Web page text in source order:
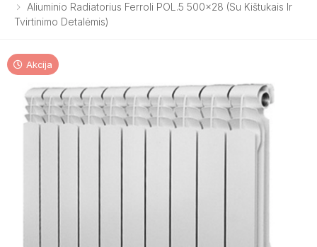
Aliuminio Radiatorius Ferroli POL.5 500x28 (su Kištukais Ir
Tvirtinimo Detalėmis)
Akcija